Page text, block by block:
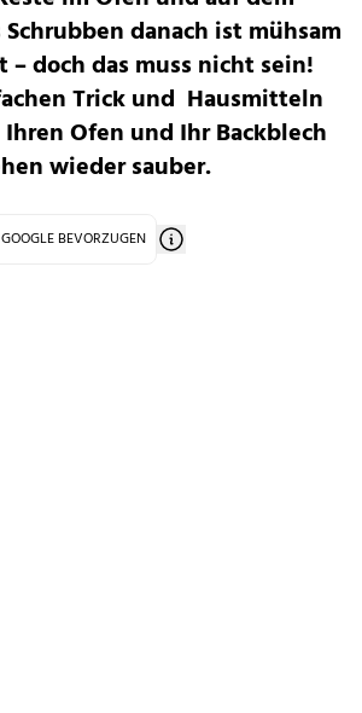
Schrubben danach ist mühsam
doch das muss nicht sein!
Trick und Hausmitteln
Ofen und Ihr Backblech
wieder sauber.
BEVORZUGEN